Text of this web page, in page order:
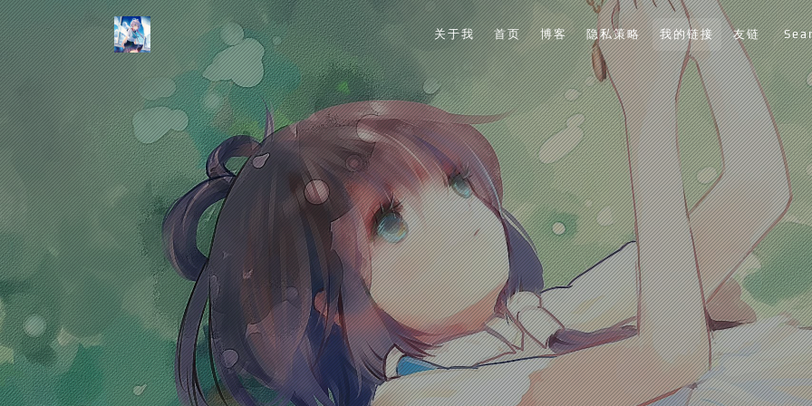
关于我 首页 博客 隐私策略 我的链接 友链